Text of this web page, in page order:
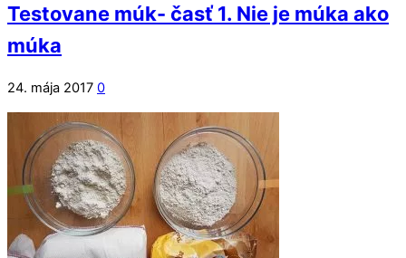
Testovane múk- časť 1. Nie je múka ako
múka
24. mája 2017 0